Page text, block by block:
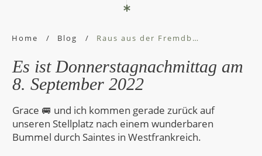
Home / Blog / Raus aus der Fremdbestimmung, rein ins Leben!
Es ist Donnerstagnachmittag am
8. September 2022
Grace 🚐 und ich kommen gerade zurück auf
unseren Stellplatz nach einem wunderbaren
Bummel durch Saintes in Westfrankreich.